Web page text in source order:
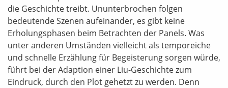
die Geschichte treibt. Ununterbrochen folgen
bedeutende Szenen aufeinander, es gibt keine
Erholungsphasen beim Betrachten der Panels. Was
unter anderen Umständen vielleicht als temporeiche
und schnelle Erzählung für Begeisterung sorgen würde,
führt bei der Adaption einer Liu-Geschichte zum
Eindruck, durch den Plot gehetzt zu werden. Denn